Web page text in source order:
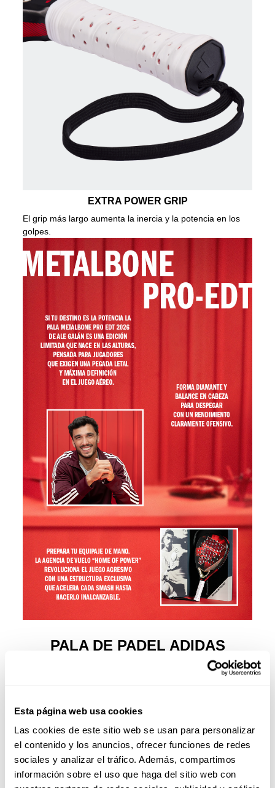
Esta página web usa cookies
Las cookies de este sitio web se usan para personalizar
el contenido y los anuncios, ofrecer funciones de redes
sociales y analizar el tráfico. Además, compartimos
información sobre el uso que haga del sitio web con
EXTRA POWER GRIP
El grip más largo aumenta la inercia y la potencia en los
golpes.
PALA DE PADEL ADIDAS
METALBONE PRO EDT 2026
Galán es una edición limitada diseñada para jugadores
propone un viaje directo hacia la potencia, pensada para
competir desde un juego ofensivo. Su forma diamante, el
punto dulce en la parte superior y el balance en cabeza
permiten acelerar el golpe y marcar diferencias en
situaciones de ataque, especialmente en remates y